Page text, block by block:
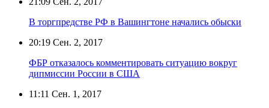
В торгпредстве РФ в Вашингтоне начались обыски
20:19 Сен. 2, 2017
ФБР отказалось комментировать ситуацию вокруг
дипмиссии России в США
11:11 Сен. 1, 2017